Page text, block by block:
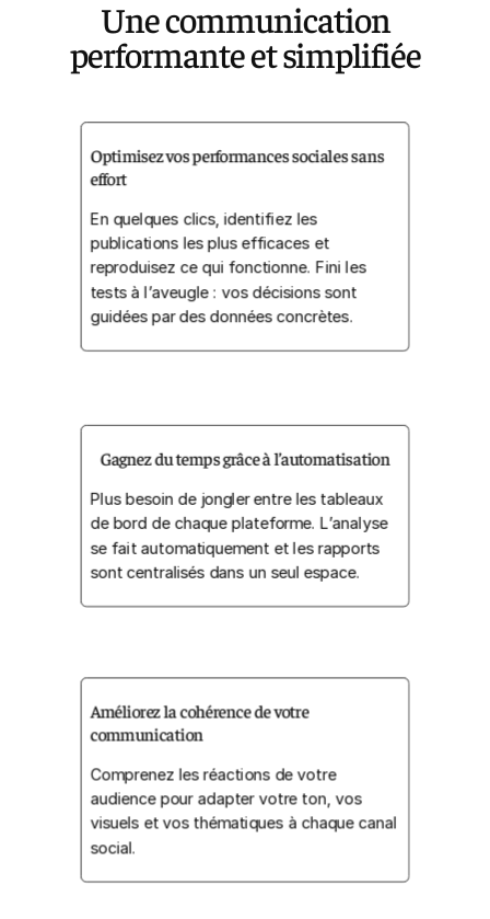
Une communication
performante et simplifiée
Optimisez vos performances sociales sans
effort
En quelques clics, identifiez les
publications les plus efficaces et
reproduisez ce qui fonctionne. Fini les
tests à l’aveugle : vos décisions sont
guidées par des données concrètes.
Gagnez du temps grâce à l’automatisation
Plus besoin de jongler entre les tableaux
de bord de chaque plateforme. L’analyse
se fait automatiquement et les rapports
sont centralisés dans un seul espace.
Améliorez la cohérence de votre
communication
Comprenez les réactions de votre
audience pour adapter votre ton, vos
visuels et vos thématiques à chaque canal
social.